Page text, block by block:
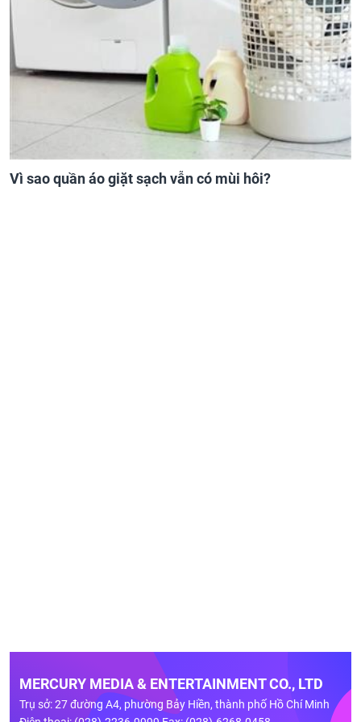
Vì sao quần áo giặt sạch vẫn có mùi hôi?
MERCURY MEDIA & ENTERTAINMENT CO., LTD
Trụ sở: 27 đường A4, phường Bảy Hiền, thành phố Hồ Chí Minh